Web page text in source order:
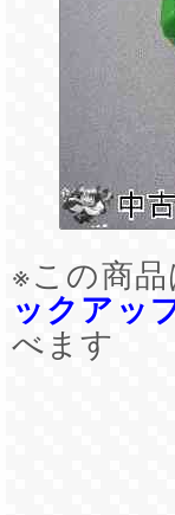
※この商品
ックアッ
べます